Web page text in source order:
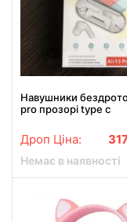
Навушники
pro прозорі type c
Дроп Ціна:
Немає в наявності